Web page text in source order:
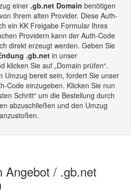
einer .gb.net Domain benötigen
Ihrem alten Provider. Diese Auth-
ein KK Freigabe Formular Ihres
Providern kann der Auth-Code
direkt erzeugt werden. Geben Sie
.gb.net in unser
klicken Sie auf „Domain prüfen“.
Umzug bereit sein, fordert Sie unser
Code einzugeben. Klicken Sie nun
Schritt“ um die Bestellung durch
abzuschließen und den Umzug
Angebot / .gb.net